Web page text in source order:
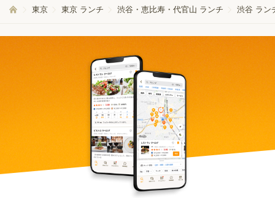
東京 東京 ランチ 渋谷・恵比寿・代官山 ランチ 渋谷 ラン